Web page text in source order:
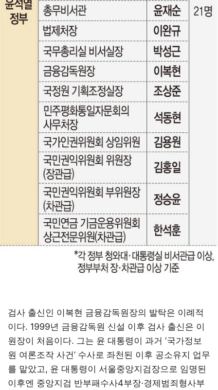
검사 출신인 이복현 금융감독원장의 발탁은 이례적
이다. 1999년 금융감독원 신설 이후 검사 출신은 이
원장이 처음이다. 그는 윤 대통령이 과거 ‘국가정보
원 여론조작 사건’ 수사로 좌천된 이후 공소유지 업무
를 맡았고, 윤 대통령이 서울중앙지검장으로 임명된
이후엔 중앙지검 반부패수사4부장·경제범죄형사부